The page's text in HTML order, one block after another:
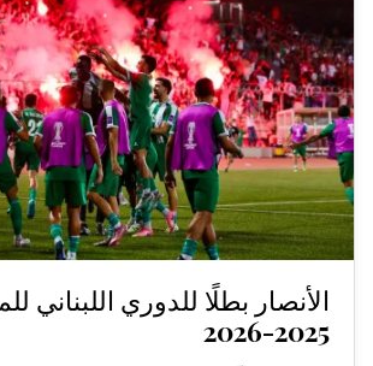
الأنصار بطلًا للدوري اللبناني
2025-2026